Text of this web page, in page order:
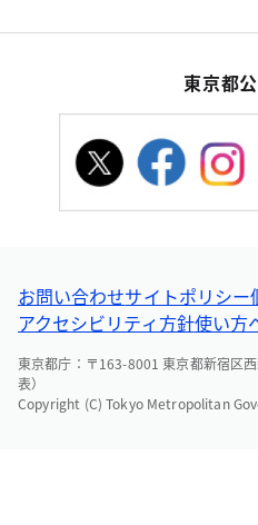
東京都
お問い合わせサイトポリシー
アクセシビリティ方針使い方
東京都庁：〒163-8001 東京都新宿区
表）
Copyright (C) Tokyo Metropolitan